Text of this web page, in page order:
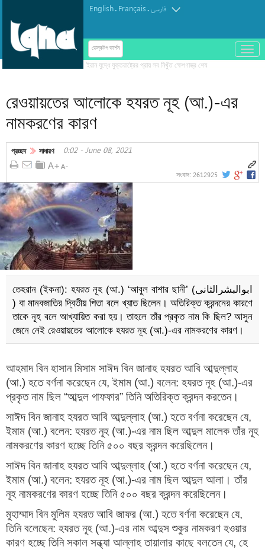
English. Français.فارسی
ডেস্কটপ ভার্শন
باز
و
রেওয়ায়তের আলোকে হযরত নূহ (আ.)-এর
নামকরণের কারণ
প্রচ্ছদ সাধারণ 0:02 - June 08, 2021
সংবাদ: 2612925
তেহরান (ইকনা): হযরত নূহ (আ.) ‘আবুল বাশার ছানী’ (ابوالبشرالثانى
) বা মানবজাতির দ্বিতীয় পিতা বলে খ্যাত ছিলেন। অতিরিক্ত ক্রন্দনের কারণে
তাকে নূহ বলে আখ্যায়িত করা হয়। তাহলে তাঁর প্রকৃত নাম কি ছিল? আসুন
জেনে নেই রেওয়ায়তের আলোকে হযরত নূহ (আ.)-এর নামকরণের কারণ।
আহমাদ বিন হাসান মিসাম সাঈদ বিন জানাহ হযরত আবি আব্দুল্লাহ
(আ.) হতে বর্ণনা করেছেন যে, ইমাম (আ.) বলেন: হযরত নূহ (আ.)-এর
প্রকৃত নাম ছিল “আব্দুল গাফফার” তিনি অতিরিক্ত ক্রন্দন করতেন।
সাঈদ বিন জানাহ হযরত আবি আব্দুল্লাহ (আ.) হতে বর্ণনা করেছেন যে,
ইমাম (আ.) বলেন: হযরত নূহ (আ.)-এর নাম ছিল আব্দুল মালেক তাঁর নূহ
নামকরণের কারণ হচ্ছে তিনি ৫০০ বছর ক্রন্দন করেছিলেন।
সাঈদ বিন জানাহ হযরত আবি আব্দুল্লাহ (আ.) হতে বর্ণনা করেছেন যে,
ইমাম (আ.) বলেন: হযরত নূহ (আ.)-এর নাম ছিল আব্দুল আলা। তাঁর
নূহ নামকরণের কারণ হচ্ছে তিনি ৫০০ বছর ক্রন্দন করেছিলেন।
মুহাম্মাদ বিন মুলিম হযরত আবি জাফর (আ.) হতে বর্ণনা করেছেন যে,
তিনি বলেছেন: হযরত নূহ (আ.)-এর নাম আব্দুস শুকুর নামকরণ হওয়ার
কারণ হচ্ছে তিনি সকাল সন্ধ্যা আল্লাহ তায়ালার কাছে বলতেন যে, হে